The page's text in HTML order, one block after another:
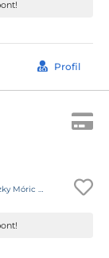
Profil
utca 10.